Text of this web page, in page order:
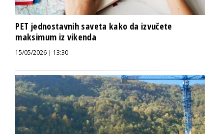
PET jednostavnih saveta kako da izvučete
maksimum iz vikenda
15/05/2026 | 13:30